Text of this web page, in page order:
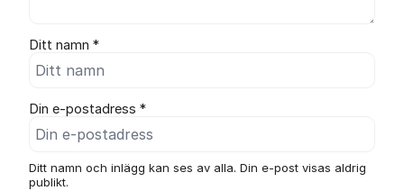
Ditt namn *
Din e-postadress *
Ditt namn och inlägg kan ses av alla. Din e-post visas aldrig
publikt.